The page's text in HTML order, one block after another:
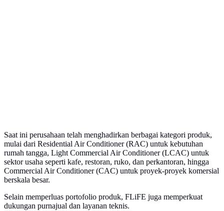
Saat ini perusahaan telah menghadirkan berbagai kategori produk,
mulai dari Residential Air Conditioner (RAC) untuk kebutuhan
rumah tangga, Light Commercial Air Conditioner (LCAC) untuk
sektor usaha seperti kafe, restoran, ruko, dan perkantoran, hingga
Commercial Air Conditioner (CAC) untuk proyek-proyek komersial
berskala besar.
Selain memperluas portofolio produk, FLiFE juga memperkuat
dukungan purnajual dan layanan teknis.